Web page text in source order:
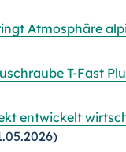
Atmosphäre
T-Fast
entwickelt